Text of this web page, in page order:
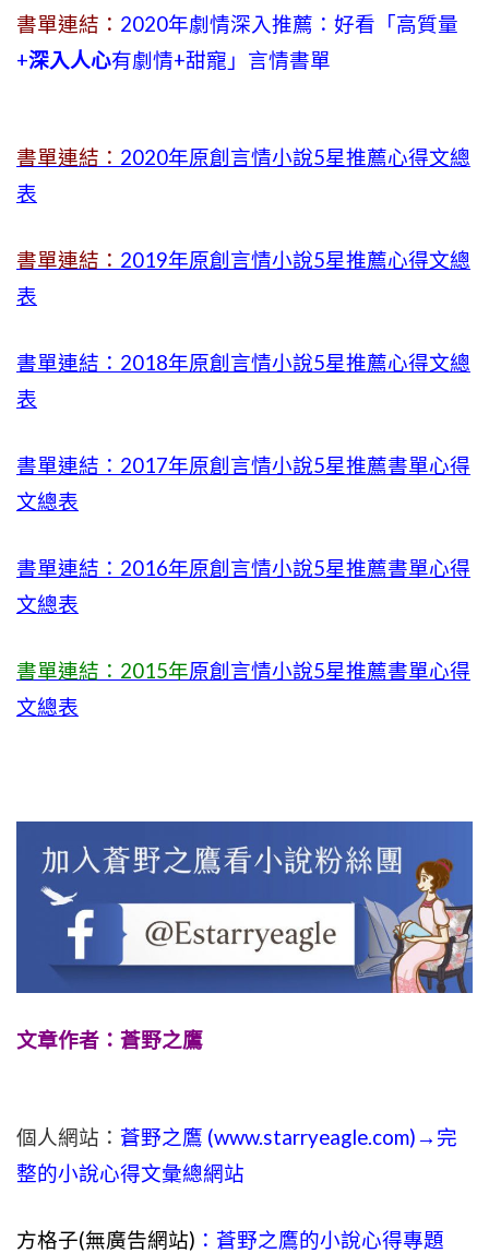
書單連結： 2020年劇情深入推薦：好看「高質量
+深入人心有劇情+甜寵」言情書單
書單連結： 2020年原創言情小說5星推薦心得文總
表
書單連結： 2019年原創言情小說5星推薦心得文總
表
書單連結：2018年原創言情小說5星推薦心得文總
表
書單連結：2017年原創言情小說5星推薦書單心得
文總表
書單連結：2016年原創言情小說5星推薦書單心得
文總表
書單連結：2015年原創言情小說5星推薦書單心得
文總表
文章作者：蒼野之鷹
個人網站： 蒼野之鷹 (www.starryeagle.com)→完
整的小說心得文彙總網站
方格子(無廣告網站) ：蒼野之鷹的小說心得專題